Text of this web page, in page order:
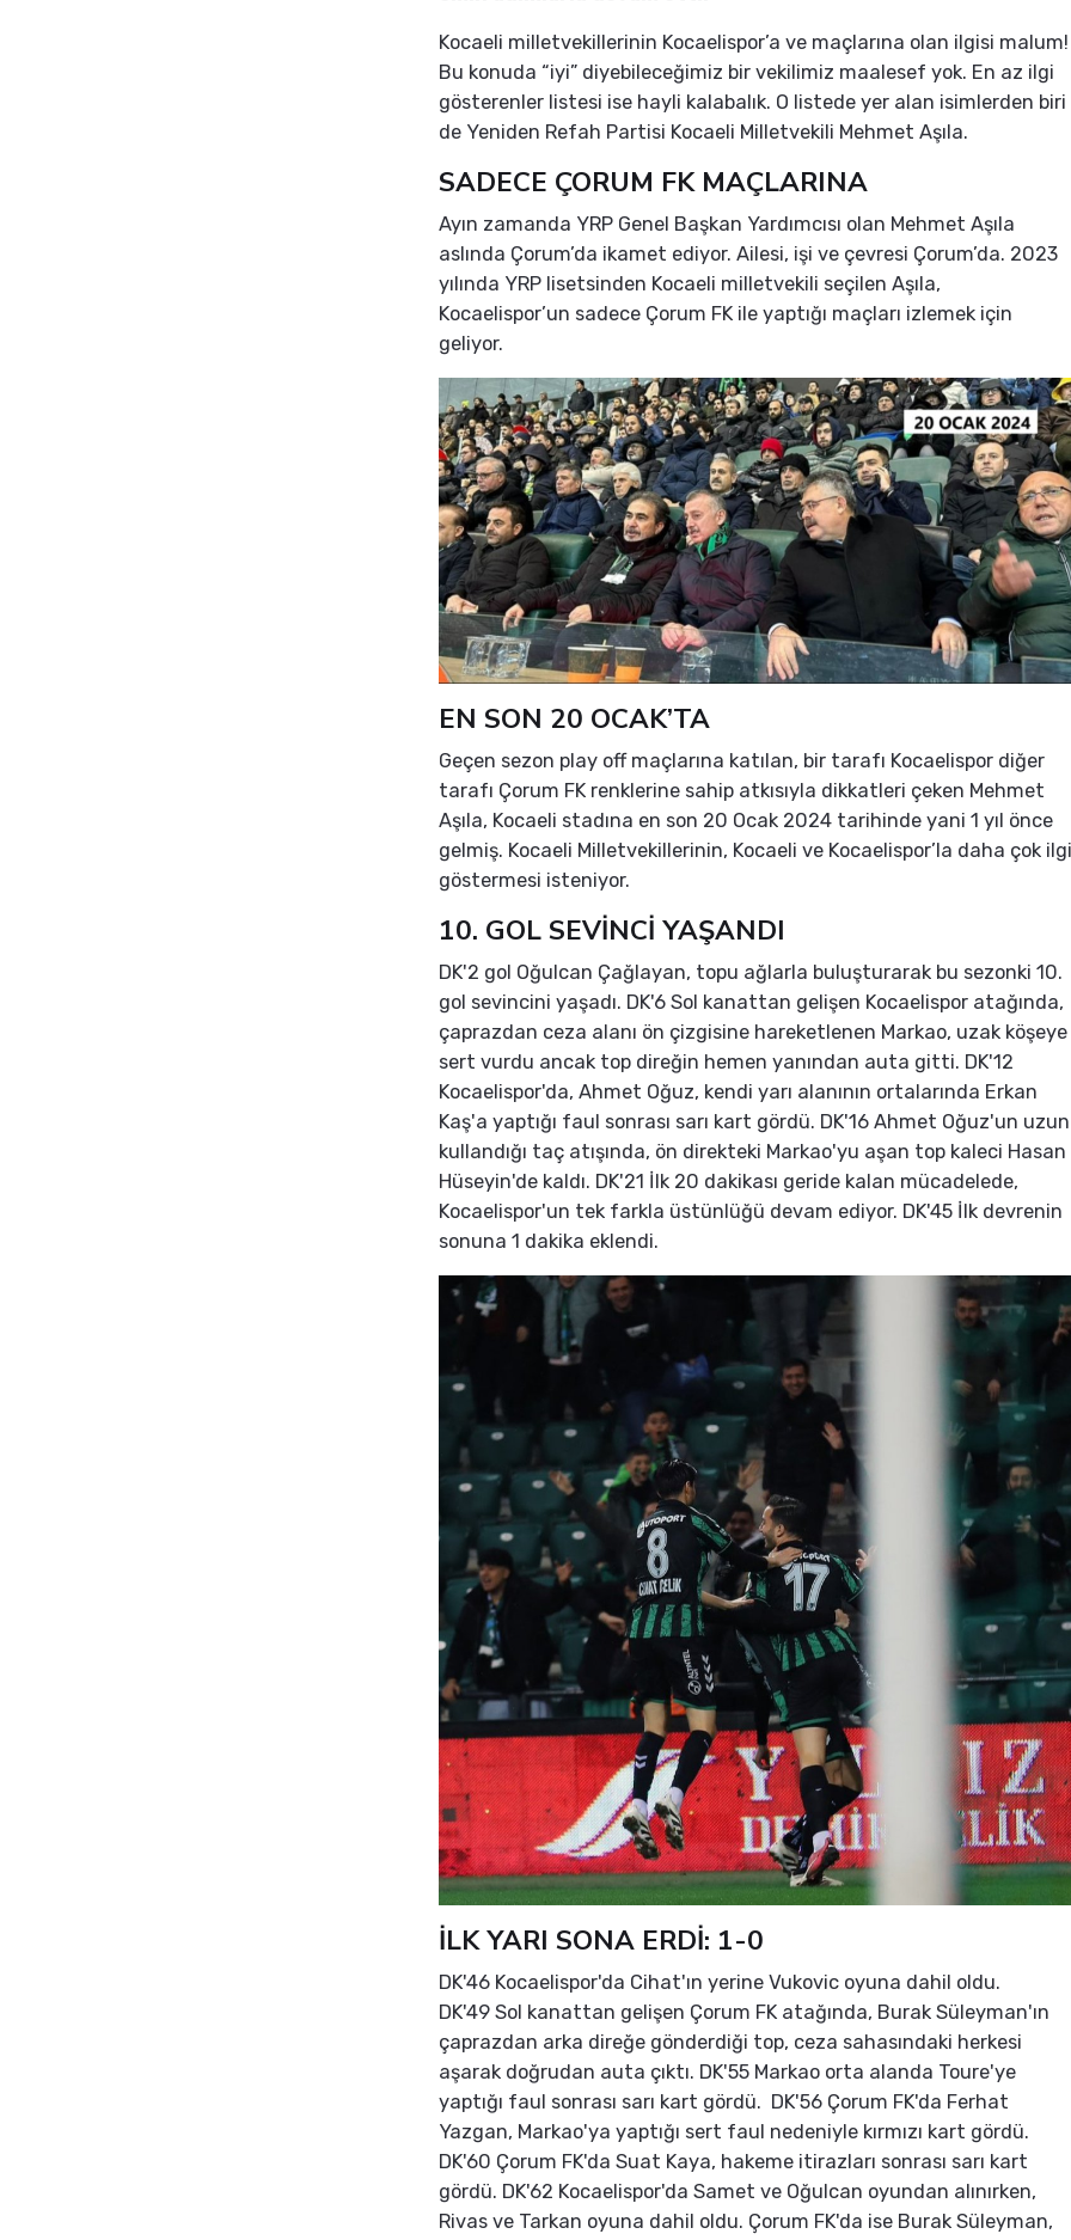
Kocaeli milletvekillerinin Kocaelispor’a ve maçlarına olan ilgisi malum!
Bu konuda “iyi” diyebileceğimiz bir vekilimiz maalesef yok. En az ilgi
gösterenler listesi ise hayli kalabalık. O listede yer alan isimlerden biri
de Yeniden Refah Partisi Kocaeli Milletvekili Mehmet Aşıla.
SADECE ÇORUM FK MAÇLARINA
Ayın zamanda YRP Genel Başkan Yardımcısı olan Mehmet Aşıla
aslında Çorum’da ikamet ediyor. Ailesi, işi ve çevresi Çorum’da. 2023
yılında YRP lisetsinden Kocaeli milletvekili seçilen Aşıla,
Kocaelispor’un sadece Çorum FK ile yaptığı maçları izlemek için
geliyor.
EN SON 20 OCAK’TA
Geçen sezon play off maçlarına katılan, bir tarafı Kocaelispor diğer
tarafı Çorum FK renklerine sahip atkısıyla dikkatleri çeken Mehmet
Aşıla, Kocaeli stadına en son 20 Ocak 2024 tarihinde yani 1 yıl önce
gelmiş. Kocaeli Milletvekillerinin, Kocaeli ve Kocaelispor’la daha çok ilgi
göstermesi isteniyor.
10. GOL SEVİNCİ YAŞANDI
DK'2 gol Oğulcan Çağlayan, topu ağlarla buluşturarak bu sezonki 10.
gol sevincini yaşadı. DK'6 Sol kanattan gelişen Kocaelispor atağında,
çaprazdan ceza alanı ön çizgisine hareketlenen Markao, uzak köşeye
sert vurdu ancak top direğin hemen yanından auta gitti. DK'12
Kocaelispor'da, Ahmet Oğuz, kendi yarı alanının ortalarında Erkan
Kaş'a yaptığı faul sonrası sarı kart gördü. DK'16 Ahmet Oğuz'un uzun
kullandığı taç atışında, ön direkteki Markao'yu aşan top kaleci Hasan
Hüseyin'de kaldı. DK'21 İlk 20 dakikası geride kalan mücadelede,
Kocaelispor'un tek farkla üstünlüğü devam ediyor. DK'45 İlk devrenin
sonuna 1 dakika eklendi.
İLK YARI SONA ERDİ: 1-0
DK'46 Kocaelispor'da Cihat'ın yerine Vukovic oyuna dahil oldu.
DK'49 Sol kanattan gelişen Çorum FK atağında, Burak Süleyman'ın
çaprazdan arka direğe gönderdiği top, ceza sahasındaki herkesi
aşarak doğrudan auta çıktı. DK'55 Markao orta alanda Toure'ye
yaptığı faul sonrası sarı kart gördü. DK'56 Çorum FK'da Ferhat
Yazgan, Markao'ya yaptığı sert faul nedeniyle kırmızı kart gördü.
DK'60 Çorum FK'da Suat Kaya, hakeme itirazları sonrası sarı kart
gördü. DK'62 Kocaelispor'da Samet ve Oğulcan oyundan alınırken,
Rivas ve Tarkan oyuna dahil oldu. Çorum FK'da ise Burak Süleyman,